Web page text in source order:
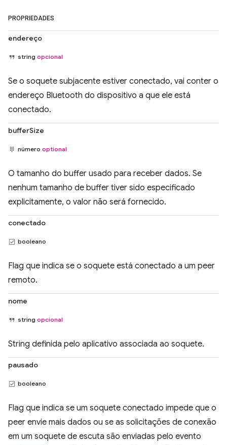
PROPRIEDADES
endereço
string opcional
Se o soquete subjacente estiver conectado, vai conter o
endereço Bluetooth do dispositivo a que ele está
conectado.
bufferSize
número optional
O tamanho do buffer usado para receber dados. Se
nenhum tamanho de buffer tiver sido especificado
explicitamente, o valor não será fornecido.
conectado
booleano
Flag que indica se o soquete está conectado a um peer
remoto.
nome
string opcional
String definida pelo aplicativo associada ao soquete.
pausado
booleano
Flag que indica se um soquete conectado impede que o
peer envie mais dados ou se as solicitações de conexão
em um soquete de escuta são enviadas pelo evento